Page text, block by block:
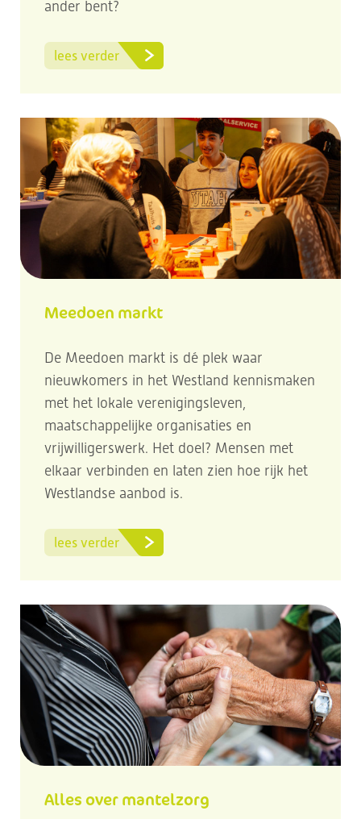
ander bent?
lees verder
Meedoen markt
De Meedoen markt is dé plek waar
nieuwkomers in het Westland kennismaken
met het lokale verenigingsleven,
maatschappelijke organisaties en
vrijwilligerswerk. Het doel? Mensen met
elkaar verbinden en laten zien hoe rijk het
Westlandse aanbod is.
lees verder
Alles over mantelzorg